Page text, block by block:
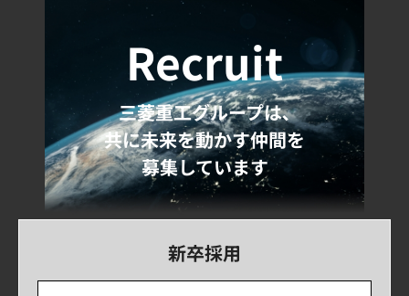
Recruit
三菱重工グループは､
共に未来を動かす仲間を
募集しています
新卒採用